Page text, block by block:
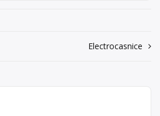
Electrocasnice